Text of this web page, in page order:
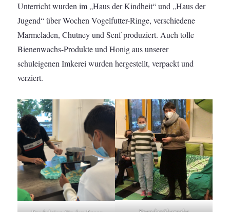
Unterricht wurden im „Haus der Kindheit“ und „Haus der
Jugend“ über Wochen Vogelfutter-Ringe, verschiedene
Marmeladen, Chutney und Senf produziert. Auch tolle
Bienenwachs-Produkte und Honig aus unserer
schuleigenen Imkerei wurden hergestellt, verpackt und
verziert.